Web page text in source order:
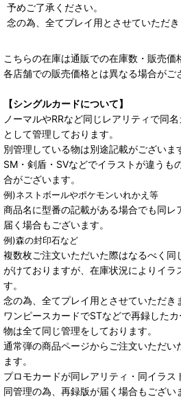
予めご了承ください。
念の為、全てプレイ用とさせていただき
こちらの在庫は通販での在庫数・販売価
各店舗での販売価格とは異なる場合がご
【シングルカードについて】
ノーマルやRRなど同じレアリティで同
として管理しております。
別管理している物は別途記載がございま
SM・剣盾・SVなどでイラストが違うも
合がございます。
例)ネストボールやポケモンいれかえ等
商品名に型番の記載がある場合でも同レ
届く場合もございます。
例)森の封印石など
複数枚ご注文いただいた際はなるべく同
がけておりますが、在庫状況によりイラ
す。
念の為、全てプレイ用とさせていただき
ワンピースカードでSTなどで再録した
物は全て同じ管理をしております。
通常弾の商品ページからご注文いただ
ます。
プロモカードが同レアリティ・同イラス
同管理の為、再録版が届く場合もござい